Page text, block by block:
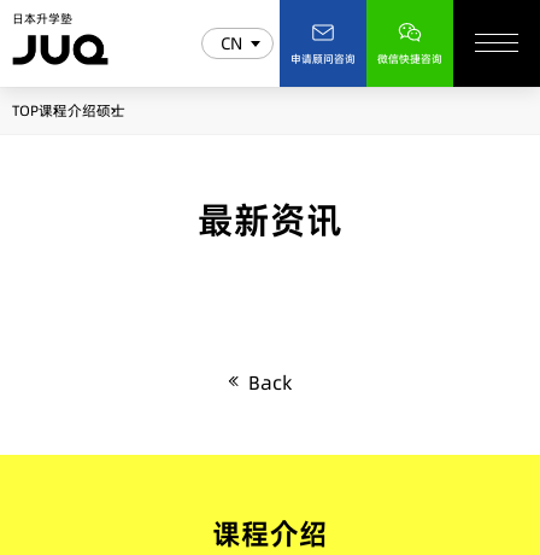
日本升学塾
CN
申请顾问咨询 微信快捷咨询
TOP课程介绍硕士
最新资讯
Back
课程介绍